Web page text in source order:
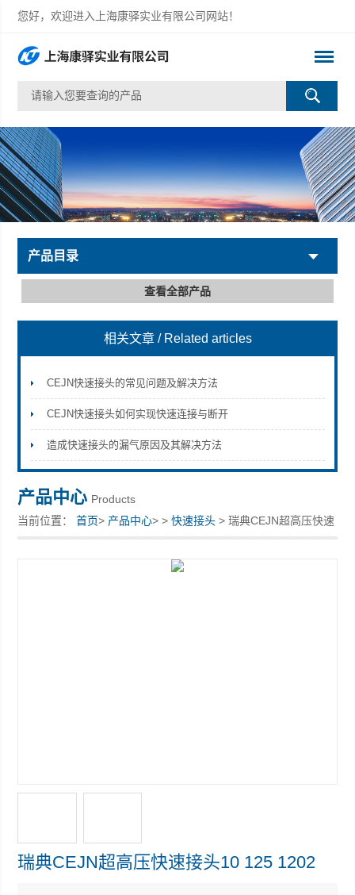
您好，欢迎进入上海康驿实业有限公司网站！
上海康驿实业有限公司
产品目录
查看全部产品
相关文章 / Related articles
CEJN快速接头的常见问题及解决方法
CEJN快速接头如何实现快速连接与断开
造成快速接头的漏气原因及其解决方法
产品中心 Products
当前位置：首页> 产品中心> >快速接头 > 瑞典CEJN超高压快速
接头10 125 1202
瑞典CEJN超高压快速接头10 125 1202